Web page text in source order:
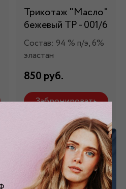
Трикотаж "Масло"
бежевый ТР - 001/6
Состав: 94 % п/э, 6%
эластан
850 руб.
Забронировать